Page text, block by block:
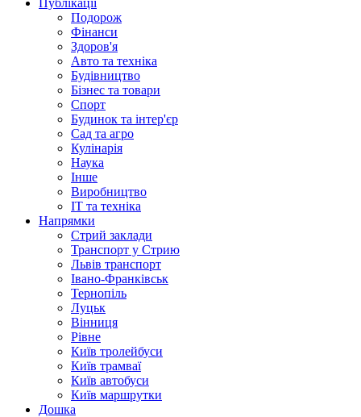
Публікації
Подорож
Фінанси
Здоров'я
Авто та техніка
Будівництво
Бізнес та товари
Спорт
Будинок та інтер'єр
Сад та агро
Кулінарія
Наука
Інше
Виробництво
IT та техніка
Напрямки
Стрий заклади
Транспорт у Стрию
Львів транспорт
Івано-Франківськ
Тернопіль
Луцьк
Вінниця
Рівне
Київ тролейбуси
Київ трамваї
Київ автобуси
Київ маршрутки
Дошка